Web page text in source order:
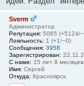
Sverm
Администратор
Репутация: 5065 (+5124/
Лояльность: 1 (+1/−0)
Сообщения: 3958
Зарегистрирован:
С нами: 15 лет 8 месяцев
Имя: Сергей
Откуда: Красноярск